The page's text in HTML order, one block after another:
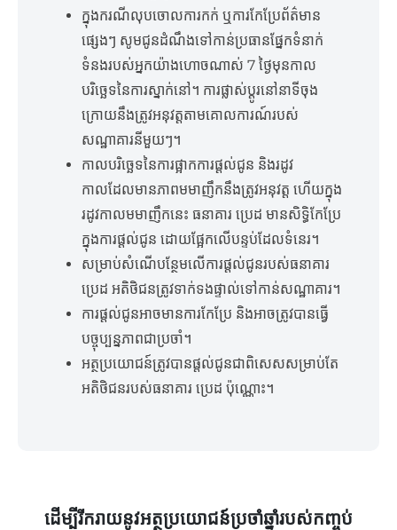
ក្នុងករណីលុបចោលការកក់ ឬការកែប្រែព័ត៌មាន
ផ្សេងៗ សូមជូនដំណឹងទៅកាន់ប្រធានផ្នែកទំនាក់
ទំនងរបស់អ្នកយ៉ាងហោចណាស់ 7 ថ្ងៃមុនកាល
បរិច្ឆេទនៃការស្នាក់នៅ។ ការផ្លាស់ប្តូរនៅនាទីចុង
ក្រោយនឹងត្រូវអនុវត្តតាមគោលការណ៍របស់
សណ្ឋាគារនីមួយៗ។
កាលបរិច្ឆេទនៃការផ្អាកការផ្ដល់ជូន និងរដូវ
កាលដែលមានភាពមមាញឹកនឹងត្រូវអនុវត្ត ហើយក្នុង
រដូវកាលមមាញឹកនេះ ធនាគារ ប្រេដ មានសិទ្ធិកែប្រែ
ក្នុងការផ្តល់ជូន ដោយផ្អែកលើបន្ទប់ដែលទំនេរ។
សម្រាប់សំណើបន្ថែមលើការផ្តល់ជូនរបស់ធនាគារ
ប្រេដ អតិថិជនត្រូវទាក់ទងផ្ទាល់ទៅកាន់សណ្ឋាគារ។
ការផ្តល់ជូនអាចមានការកែប្រែ និងអាចត្រូវបានធ្វើ
បច្ចុប្បន្នភាពជាប្រចាំ។
អត្ថប្រយោជន៍ត្រូវបានផ្តល់ជូនជាពិសេសសម្រាប់តែ
អតិថិជនរបស់ធនាគារ ប្រេដ ប៉ុណ្ណោះ។
ដើម្បីរីករាយនូវអត្ថប្រយោជន៍ប្រចាំឆ្នាំរបស់កញ្ចប់